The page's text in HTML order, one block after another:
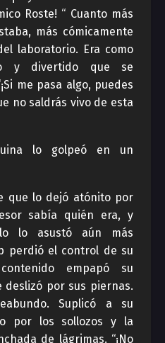
Roste! “ Cuanto más
más cómicamente
laboratorio. Era como
y divertido que se
me pasa algo, puedes
no saldrás vivo de esta
lo golpeó en un
que lo dejó atónito por
sabía quién era, y
lo asustó aún más
perdió el control de su
empapó su
por sus piernas.
Suplicó a su
por los sollozos y la
de lágrimas. “¡No